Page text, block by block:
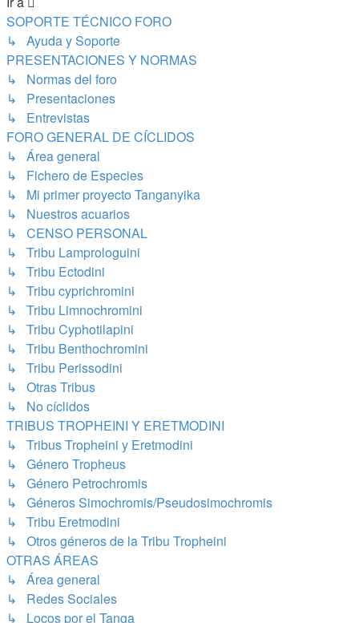
SOPORTE TÉCNICO FORO
↳ Ayuda y Soporte
PRESENTACIONES Y NORMAS
↳ Normas del foro
↳ Presentaciones
↳ Entrevistas
FORO GENERAL DE CÍCLIDOS
↳ Área general
↳ Fichero de Especies
↳ Mi primer proyecto Tanganyika
↳ Nuestros acuarios
↳ CENSO PERSONAL
↳ Tribu Lamprologuini
↳ Tribu Ectodini
↳ Tribu cyprichromini
↳ Tribu Limnochromini
↳ Tribu Cyphotilapini
↳ Tribu Benthochromini
↳ Tribu Perissodini
↳ Otras Tribus
↳ No cíclidos
TRIBUS TROPHEINI Y ERETMODINI
↳ Tribus Tropheini y Eretmodini
↳ Género Tropheus
↳ Género Petrochromis
↳ Géneros Simochromis/Pseudosimochromis
↳ Tribu Eretmodini
↳ Otros géneros de la Tribu Tropheini
OTRAS ÁREAS
↳ Área general
↳ Redes Sociales
↳ Locos por el Tanga